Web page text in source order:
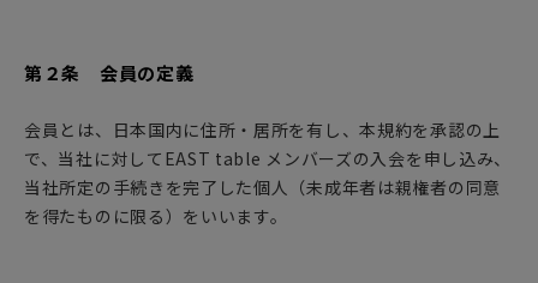
第２条 会員の定義
会員とは、日本国内に住所・居所を有し、本規約を承認の上
で、当社に対してEAST table メンバーズの入会を申し込み、
当社所定の手続きを完了した個人（未成年者は親権者の同意
を得たものに限る）をいいます。